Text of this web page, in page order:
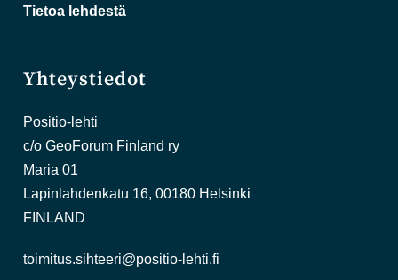
Tietoa lehdestä
Yhteystiedot
Positio-lehti
c/o GeoForum Finland ry
Maria 01
Lapinlahdenkatu 16, 00180 Helsinki
FINLAND
toimitus.sihteeri@positio-lehti.fi